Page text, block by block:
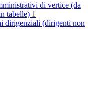
di vertice (da
tabelle) 1
dirigenziali (dirigenti non